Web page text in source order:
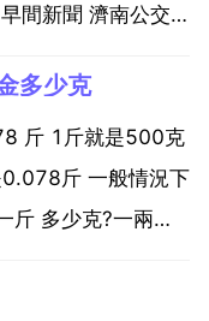
間新聞 濟南公交
餘斤，分裝在43
夜把零鈔...
多少克
斤 1斤就是500克
斤 一般情況下
斤 多少克?一兩等